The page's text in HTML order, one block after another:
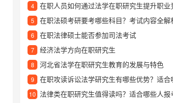
4 在职人员如何通过法学在职研究生提升职业竞
5 在职法硕考研要考哪些科目？考试内容全解
6 在职法律硕士能否参加司法考试
7 经济法学方向在职研究生
8 河北省法学在职研究生教育的发展与特色
9 在职攻读诉讼法学研究生有哪些优势？适合哪些人群
10 法律类在职研究生值得读吗？适合哪些人报